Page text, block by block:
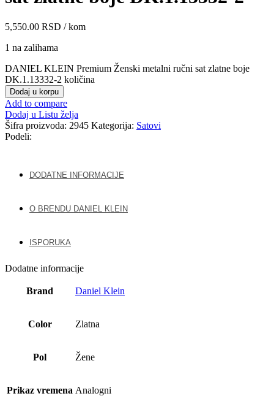
5,550.00 RSD / kom
1 na zalihama
DANIEL KLEIN Premium Ženski metalni ručni sat zlatne boje
DK.1.13332-2 količina
Dodaj u korpu
Add to compare
Dodaj u Listu želja
Šifra proizvoda: 2945 Kategorija: Satovi
Podeli:
DODATNE INFORMACIJE
O BRENDU DANIEL KLEIN
ISPORUKA
Dodatne informacije
Brand Daniel Klein
Color Zlatna
Pol Žene
Prikaz vremena Analogni